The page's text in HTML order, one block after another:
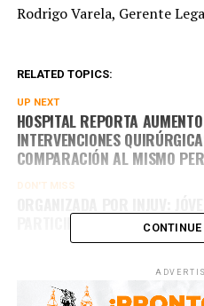
Rodrigo Varela, Gerente
RELATED TOPICS:
UP NEXT
HOSPITAL REPORTA
INTERVENCIONES
COMPARACIÓN AL MISMO
DON'T MISS
PARTICIPARON DE MASIVA
CONTINUE